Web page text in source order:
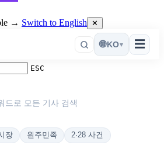
→ Switch to English ✕
☰
🌐KO▾
ESC
드로 모든 기사 검색
장 원주민족
2·28 사건